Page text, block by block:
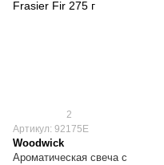
2
Артикул: 92175E
Woodwick
Ароматическая свеча с